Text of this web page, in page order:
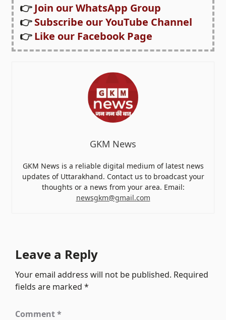
👉Join our WhatsApp Group
👉Subscribe our YouTube Channel
👉Like our Facebook Page
GKM News
GKM News is a reliable digital medium of latest news
updates of Uttarakhand. Contact us to broadcast your
thoughts or a news from your area. Email:
newsgkm@gmail.com
Leave a Reply
Your email address will not be published. Required
fields are marked*
Comment*